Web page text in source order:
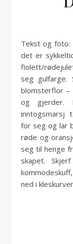
Tekst og foto: Birgitte Simensen Berg Det er vår –
det er
fiolett/
seg
blomsterflor –
og gjerder.
inntogsmarsj
for seg og lar
røde og
seg til henge
skapet.
ned i